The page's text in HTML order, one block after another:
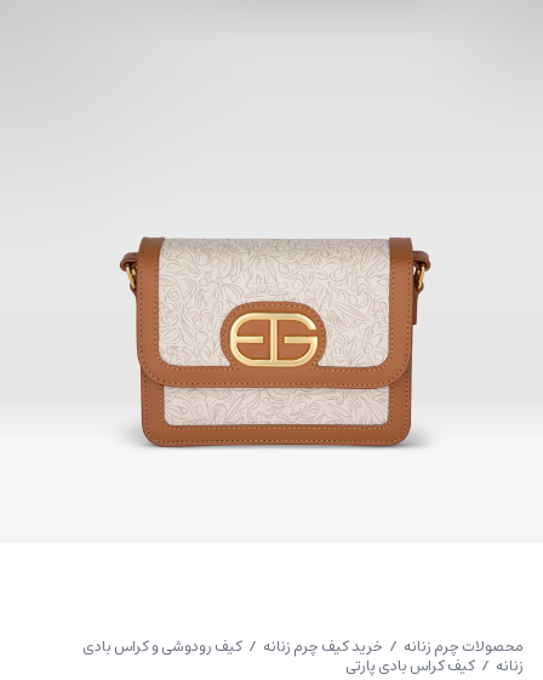
محصولات چرم زنانه / خرید کیف چرم زنانه / کیف رودوشی و کراس بادی
زنانه / کیف کراس بادی پارتی